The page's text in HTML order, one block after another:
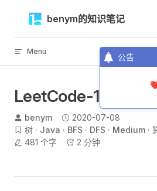
公告
Skip to contentbenym的知识笔记
Menu
LeetCode-199-二叉
benym
2020-07-08
树
Java BFS DFS Medium
481 个字
2 分钟